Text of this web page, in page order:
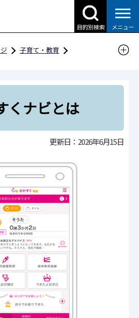
目的別検索 メニュー
子育て・教育
な子育て環境に関わる取組
くナビ（旧さかい子育て応援アプ
くナビとは
くナビとは
更新日：2026年6月15日